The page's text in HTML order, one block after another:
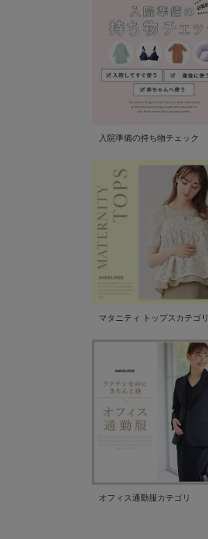
入院準備の持ち物チェック
マタニティ トップスカテゴリ
オフィス通勤服カテゴリ